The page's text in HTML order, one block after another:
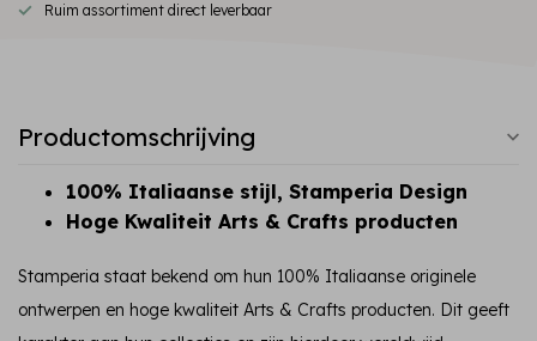
Ruim assortiment direct leverbaar
Productomschrijving
100% Italiaanse stijl, Stamperia Design
Hoge Kwaliteit Arts & Crafts producten
Stamperia staat bekend om hun 100% Italiaanse originele
ontwerpen en hoge kwaliteit Arts & Crafts producten. Dit geeft